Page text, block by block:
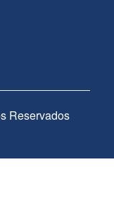
Reservados